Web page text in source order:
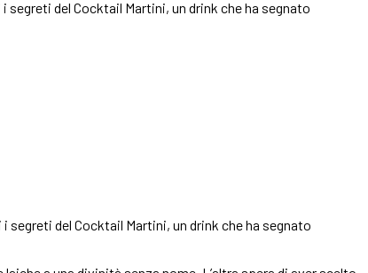
del Cocktail Martini, un drink che ha segnato
del Cocktail Martini, un drink che ha segnato